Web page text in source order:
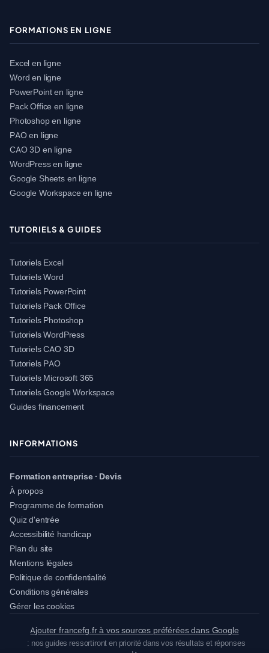
FORMATIONS EN LIGNE
Excel en ligne
Word en ligne
PowerPoint en ligne
Pack Office en ligne
Photoshop en ligne
PAO en ligne
CAO 3D en ligne
WordPress en ligne
Google Sheets en ligne
Google Workspace en ligne
TUTORIELS & GUIDES
Tutoriels Excel
Tutoriels Word
Tutoriels PowerPoint
Tutoriels Pack Office
Tutoriels Photoshop
Tutoriels WordPress
Tutoriels CAO 3D
Tutoriels PAO
Tutoriels Microsoft 365
Tutoriels Google Workspace
Guides financement
INFORMATIONS
Formation entreprise · Devis
À propos
Programme de formation
Quiz d'entrée
Accessibilité handicap
Plan du site
Mentions légales
Politique de confidentialité
Conditions générales
Gérer les cookies
Ajouter francefg.fr à vos sources préférées dans Google
: nos guides ressortiront en priorité dans vos résultats et réponses